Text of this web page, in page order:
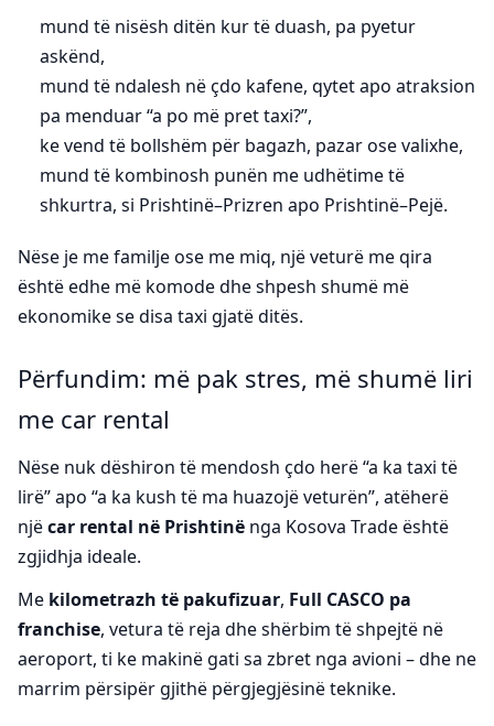
mund të nisësh ditën kur të duash, pa pyetur
askënd,
mund të ndalesh në çdo kafene, qytet apo atraksion
pa menduar “a po më pret taxi?”,
ke vend të bollshëm për bagazh, pazar ose valixhe,
mund të kombinosh punën me udhëtime të
shkurtra, si Prishtinë–Prizren apo Prishtinë–Pejë.
Nëse je me familje ose me miq, një veturë me qira
është edhe më komode dhe shpesh shumë më
ekonomike se disa taxi gjatë ditës.
Përfundim: më pak stres, më shumë liri
me car rental
Nëse nuk dëshiron të mendosh çdo herë “a ka taxi të
lirë” apo “a ka kush të ma huazojë veturën”, atëherë
njëcar rental në Prishtinë nga Kosova Trade është
zgjidhja ideale.
Me kilometrazh të pakufizuar, Full CASCO pa
franchise, vetura të reja dhe shërbim të shpejtë në
aeroport, ti ke makinë gati sa zbret nga avioni – dhe ne
marrim përsipër gjithë përgjegjësinë teknike.